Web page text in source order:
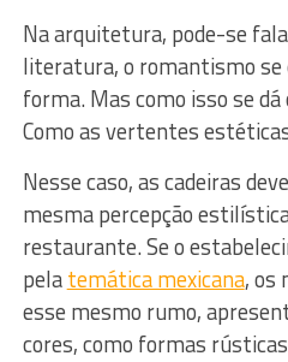
Na arquitetura, pode-se
literatura, o romantismo
forma. Mas como isso se
Como as vertentes
Nesse caso, as cadeiras
mesma percepção
restaurante. Se o
pelatemática mexicana, os
esse mesmo rumo,
cores, como formas